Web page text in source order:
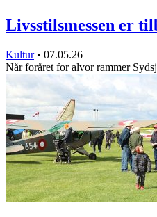
Livsstilsmessen er
Kultur • 07.05.26
Når foråret for alvor rammer